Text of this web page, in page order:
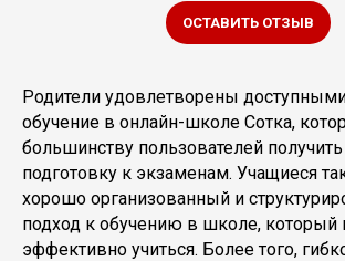
ОСТАВИТЬ ОТЗЫВ
Родители удовлетворены
обучение в онлайн-школе Сотка,
большинству пользователей
подготовку к экзаменам. Учащиеся
хорошо организованный и
подход к обучению в школе, который
эффективно учиться. Более того,